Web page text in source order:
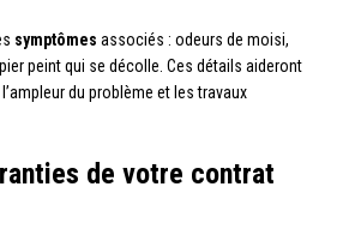
symptômes associés : odeurs de moisi,
peint qui se décolle. Ces détails aideront
du problème et les travaux
de votre contrat